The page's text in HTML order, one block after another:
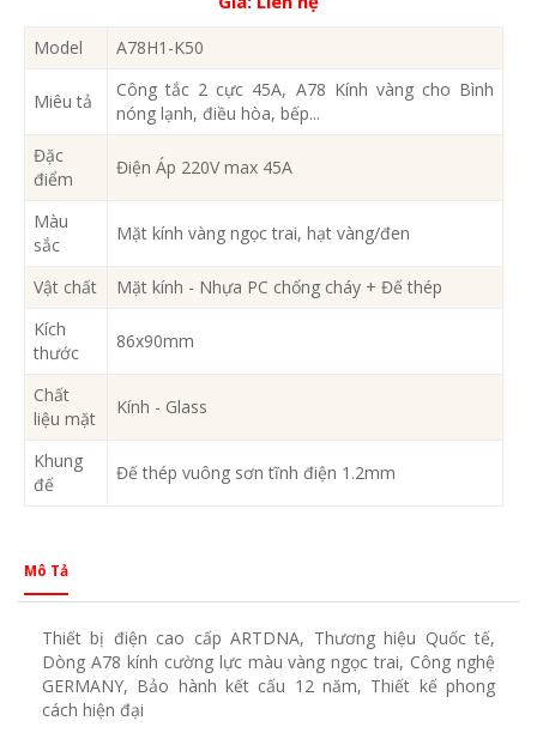
Model A78H1-K50
Miêu tả
Công tắc 2 cực 45A, A78 Kính vàng cho Bình
nóng lạnh, điều hòa, bếp...
Đặc
điểm
Điện Áp 220V max 45A
Màu
sắc
Mặt kính vàng ngọc trai, hạt vàng/đen
Vật chất
Mặt kính - Nhựa PC chống cháy + Đế thép
Kích
thước
86x90mm
Chất
liệu mặt
Kính - Glass
Khung
đế
Đế thép vuông sơn tĩnh điện 1.2mm
Mô Tả
Thiết bị điện cao cấp ARTDNA, Thương hiệu Quốc tế,
Dòng A78 kính cường lực màu vàng ngọc trai, Công nghệ
GERMANY, Bảo hành kết cấu 12 năm, Thiết kế phong
cách hiện đại